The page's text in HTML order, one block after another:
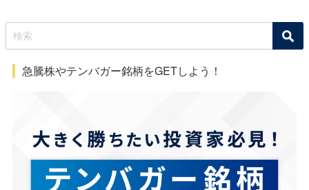
急騰株やテンバガー銘柄をGETしよう！